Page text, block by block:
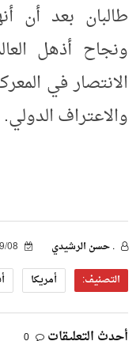
طالبان بعد أن
ونجاح أذهل
الانتصار في
والاعتراف الدولي.
. حسن الرشيدي
التصنيف:
أمريكا